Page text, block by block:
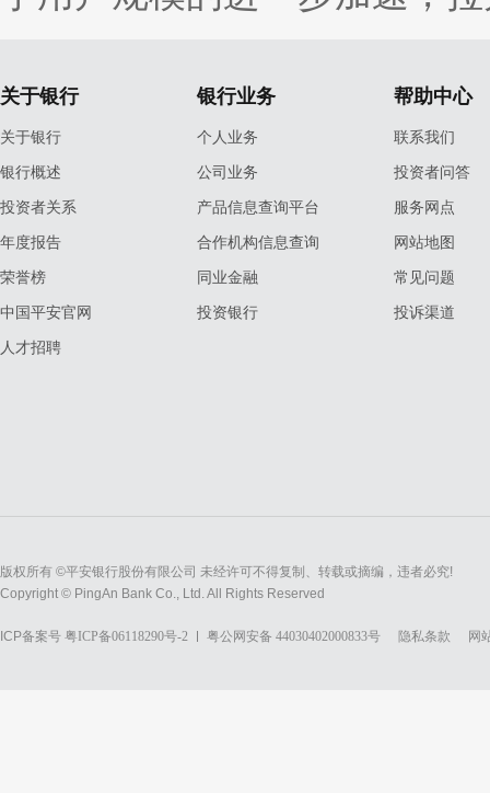
关于银行
关于银行
银行概述
投资者关系
年度报告
荣誉榜
中国平安官网
人才招聘
银行业务
个人业务
公司业务
产品信息查询平台
合作机构信息查询
同业金融
投资银行
帮助中心
联系我们
投资者问答
服务网点
网站地图
常见问题
投诉渠道
版权所有 ©平安银行股份有限公司 未经许可不得复制、转载或摘编，违者必究!
Copyright © PingAn Bank Co., Ltd. All Rights Reserved
ICP备案号 粤ICP备06118290号-2 粤公网安备 44030402000833号 隐私条款 网